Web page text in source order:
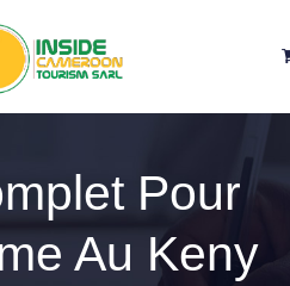
Pour
Au Keny